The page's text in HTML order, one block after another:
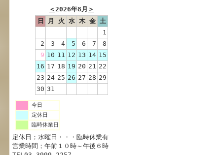
＜2026年8月 ＞
日
月 火 水 木 金 土
1
2
3 4 5 6 7
8
9 10 11 12 13 14 15
16 17 18 19 20 21 22
23 24 25 26 27 28 29
30 31
今日
定休日
臨時休業日
定休日；水曜日・・・臨時休業有
営業時間；午前１０時～午後６時